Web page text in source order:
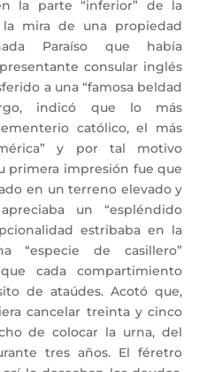
la parte “inferior” de la
mira de una propiedad
Paraíso que había
consular inglés
a una “famosa beldad
indicó que lo más
católico, el más
y por tal motivo
primera impresión fue que
en un terreno elevado y
un “espléndido
estribaba en la
“especie de casillero”
cada compartimiento
de ataúdes. Acotó que,
cancelar treinta y cinco
de colocar la urna, del
tres años. El féretro